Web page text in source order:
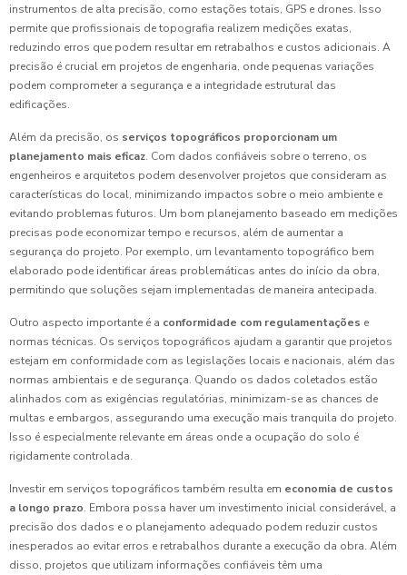
instrumentos de alta precisão, como estações totais, GPS e drones. Isso
permite que profissionais de topografia realizem medições exatas,
reduzindo erros que podem resultar em retrabalhos e custos adicionais. A
precisão é crucial em projetos de engenharia, onde pequenas variações
podem comprometer a segurança e a integridade estrutural das
edificações.
Além da precisão, os serviços topográficos proporcionam um
planejamento mais eficaz. Com dados confiáveis sobre o terreno, os
engenheiros e arquitetos podem desenvolver projetos que consideram as
características do local, minimizando impactos sobre o meio ambiente e
evitando problemas futuros. Um bom planejamento baseado em medições
precisas pode economizar tempo e recursos, além de aumentar a
segurança do projeto. Por exemplo, um levantamento topográfico bem
elaborado pode identificar áreas problemáticas antes do início da obra,
permitindo que soluções sejam implementadas de maneira antecipada.
Outro aspecto importante é a conformidade com regulamentações e
normas técnicas. Os serviços topográficos ajudam a garantir que projetos
estejam em conformidade com as legislações locais e nacionais, além das
normas ambientais e de segurança. Quando os dados coletados estão
alinhados com as exigências regulatórias, minimizam-se as chances de
multas e embargos, assegurando uma execução mais tranquila do projeto.
Isso é especialmente relevante em áreas onde a ocupação do solo é
rigidamente controlada.
Investir em serviços topográficos também resulta em economia de custos
a longo prazo. Embora possa haver um investimento inicial considerável, a
precisão dos dados e o planejamento adequado podem reduzir custos
inesperados ao evitar erros e retrabalhos durante a execução da obra. Além
disso, projetos que utilizam informações confiáveis têm uma